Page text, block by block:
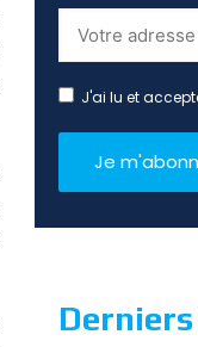
J'ai lu et